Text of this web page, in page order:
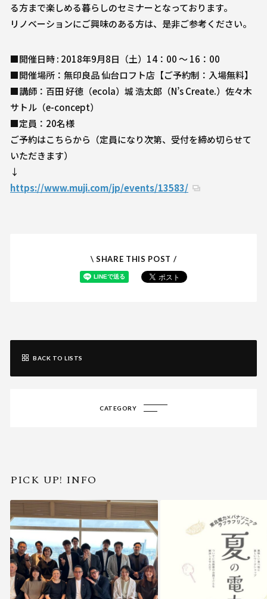
る方まで楽しめる暮らしのセミナーとなっております。
リノベーションにご興味のある方は、是非ご参考ください。
■開催日時 : 2018年9月8日（土）14：00 ～ 16：00
■開催場所：無印良品 仙台ロフト店【ご予約制：入場無料】
■講師：百田 好徳（ecola）城 浩太郎（N’s Create.）佐々木
サトル（e-concept）
■定員：20名様
ご予約はこちらから（定員になり次第、受付を締め切らせて
いただきます）
↓
https://www.muji.com/jp/events/13583/
\ SHARE THIS POST /
BACK TO LISTS
CATEGORY
PICK UP! INFO